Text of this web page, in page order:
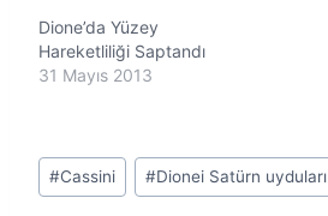
Dione’da Yüzey
Hareketliliği Saptandı
31 Mayıs 2013
Post
Tags:
#Cassini #Dionei Satürn uyduları